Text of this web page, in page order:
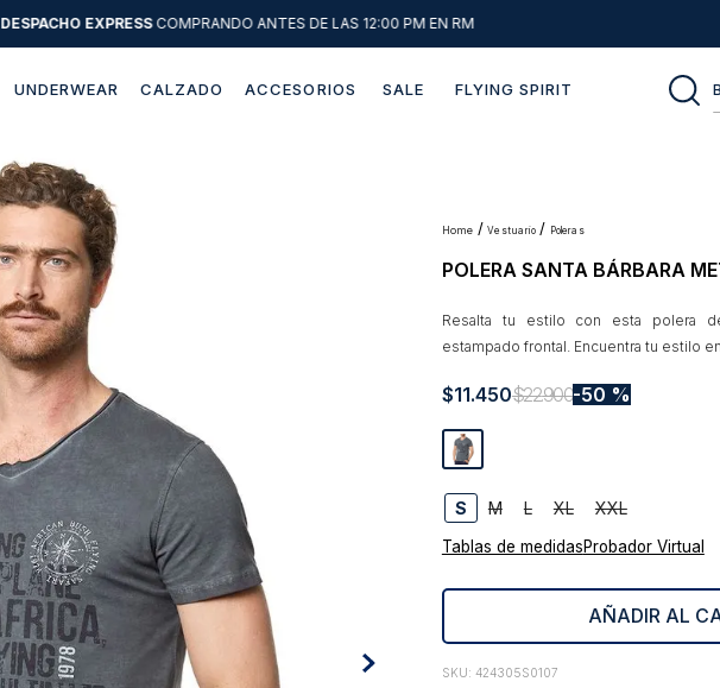
DESPACHO EXPRESSCOMPRANDO ANTES DE LAS 12:00 PM EN RM
UNDERWEAR CALZADO ACCESORIOS SALE FLYING SPIRIT
Buscar...
vestuario poleras
POLERA SANTA BÁRBARA
Resalta tu estilo con esta polera
estampado frontal. Encuentra tu estilo en
$11.450$22.900 50 %
S M L XL XXL
Tablas de medidasProbador Virtual
AÑADIR AL
: 424305S0107
7.
blazer
9.
poleron
10. abrigo